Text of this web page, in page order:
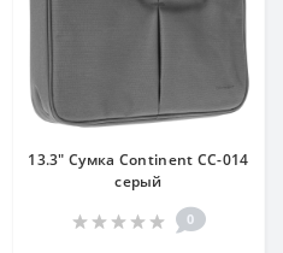
13.3" Сумка Continent CC-014
серый
0